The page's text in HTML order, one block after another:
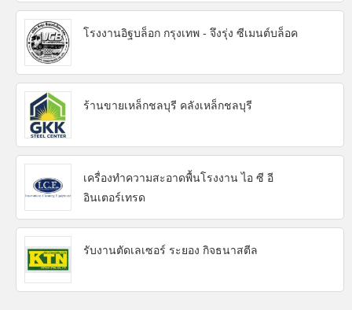
โรงงานอิฐบล็อก กรุงเทพ - จึงรุ่ง ซีเมนต์บล็อค
ร้านขายเหล็กชลบุรี คลังเหล็กชลบุรี
เครื่องทำความสะอาดพื้นโรงงาน ไอ ซี อี
อินเตอร์เทรด
รับงานตัดเลเซอร์ ระยอง กิจธนาสตีล